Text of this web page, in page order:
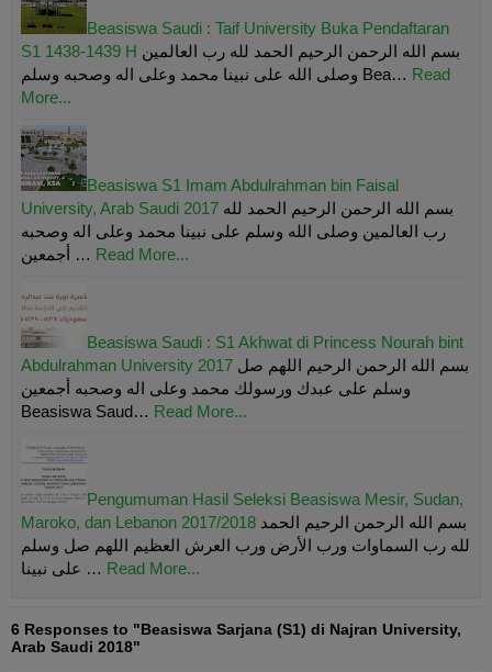
Beasiswa Saudi : Taif University Buka Pendaftaran
S1 1438-1439 H
وصلى الله على نبينا محمد وعلى اله وصحبه وسلم Bea… Read
More...
Beasiswa S1 Imam Abdulrahman bin Faisal
University, Arab Saudi 2017
رب العالمين وصلى الله وسلم على نبينا محمد وعلى اله وصحبه
أجمعين … Read More...
Beasiswa Saudi : S1 Akhwat di Princess Nourah bint
Abdulrahman University 2017
وسلم على عبدك ورسولك محمد وعلى اله وصحبه أجمعين
Beasiswa Saud… Read More...
Pengumuman Hasil Seleksi Beasiswa Mesir, Sudan,
Maroko, dan Lebanon 2017/2018
لله رب السماوات ورب الأرض ورب العرش العظيم اللهم صل وسلم
على نبينا … Read More...
6 Responses to "Beasiswa Sarjana (S1) di Najran University,
Arab Saudi 2018"